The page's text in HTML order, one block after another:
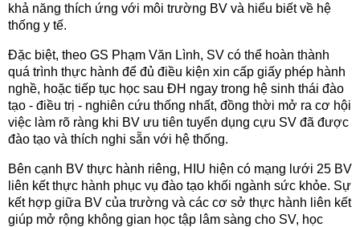
khả năng thích ứng với môi trường BV và hiểu biết về hệ
thống y tế.
Đặc biệt, theo GS Phạm Văn Lình, SV có thể hoàn thành
quá trình thực hành để đủ điều kiện xin cấp giấy phép hành
nghề, hoặc tiếp tục học sau ĐH ngay trong hệ sinh thái đào
tạo - điều trị - nghiên cứu thống nhất, đồng thời mở ra cơ hội
việc làm rõ ràng khi BV ưu tiên tuyển dụng cựu SV đã được
đào tạo và thích nghi sẵn với hệ thống.
Bên cạnh BV thực hành riêng, HIU hiện có mạng lưới 25 BV
liên kết thực hành phục vụ đào tạo khối ngành sức khỏe. Sự
kết hợp giữa BV của trường và các cơ sở thực hành liên kết
giúp mở rộng không gian học tập lâm sàng cho SV, học